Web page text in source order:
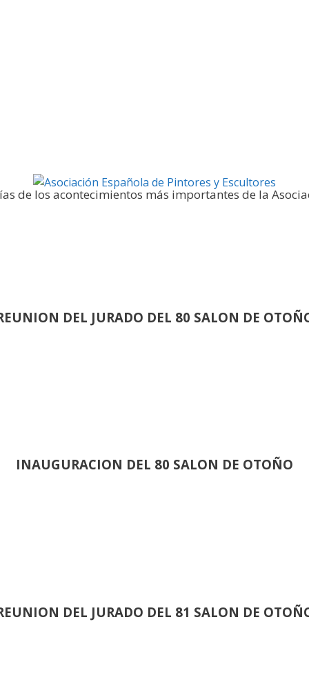
de los acontecimientos más importantes de la
DEL JURADO DEL 80 SALON DE
INAUGURACION DEL 80 SALON DE OTOÑO
DEL JURADO DEL 81 SALON DE